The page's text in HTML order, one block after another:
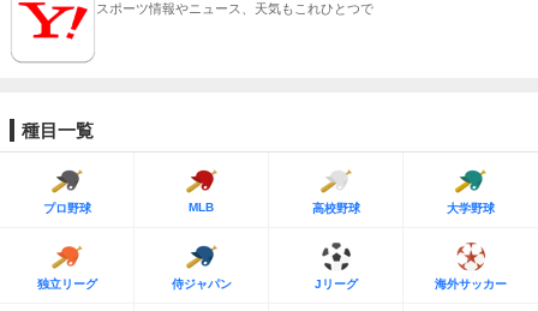
スポーツ情報やニュース、天気もこれひとつで
種目一覧
プロ野球 MLB 高校野球 大学野球
独立リーグ 侍ジャパン Jリーグ 海外サッカー